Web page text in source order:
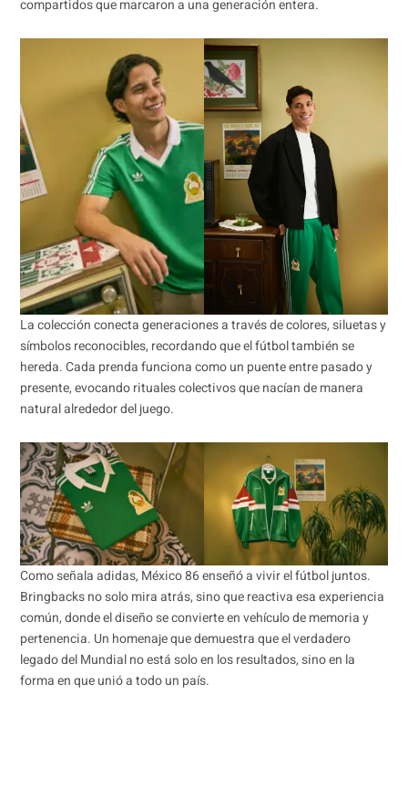
compartidos que marcaron a una generación entera.
La colección conecta generaciones a través de colores, siluetas y
símbolos reconocibles, recordando que el fútbol también se
hereda. Cada prenda funciona como un puente entre pasado y
presente, evocando rituales colectivos que nacían de manera
natural alrededor del juego.
Como señala adidas, México 86 enseñó a vivir el fútbol juntos.
Bringbacks no solo mira atrás, sino que reactiva esa experiencia
común, donde el diseño se convierte en vehículo de memoria y
pertenencia. Un homenaje que demuestra que el verdadero
legado del Mundial no está solo en los resultados, sino en la
forma en que unió a todo un país.